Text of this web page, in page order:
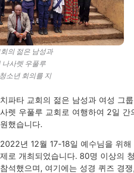
의 젊은 남성과
나사렛 우풀루
소년 회의를 지
파타 교회의 젊은 남성과 여성 그
렛 우풀루 교회로 여행하여 2일 간
했습니다.
년 12월 17-18일 예수님을 위해
로 개최되었습니다. 80명 이상의
석했으며, 여기에는 성경 퀴즈 경